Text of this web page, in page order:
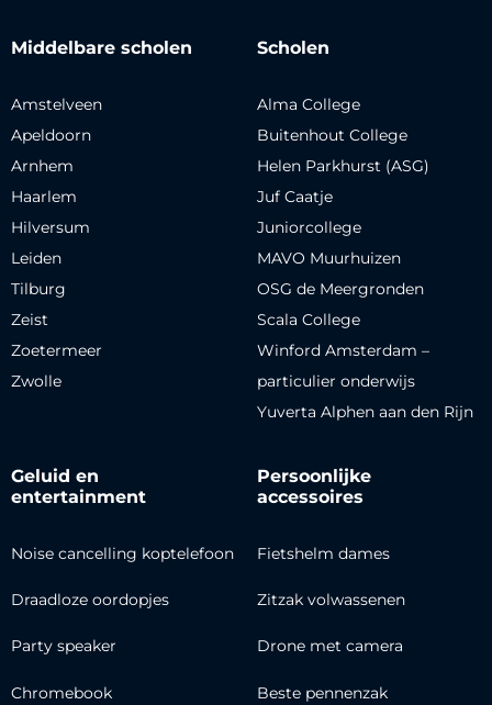
Middelbare scholen
Amstelveen
Apeldoorn
Arnhem
Haarlem
Hilversum
Leiden
Tilburg
Zeist
Zoetermeer
Zwolle
Scholen
Alma College
Buitenhout College
Helen Parkhurst (ASG)
Juf Caatje
Juniorcollege
MAVO Muurhuizen
OSG de Meergronden
Scala College
Winford Amsterdam –
particulier onderwijs
Yuverta Alphen aan den Rijn
Geluid en
entertainment
Noise cancelling koptelefoon
Draadloze oordopjes
Party speaker
Chromebook
Persoonlijke
accessoires
Fietshelm dames
Zitzak volwassenen
Drone met camera
Beste pennenzak